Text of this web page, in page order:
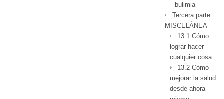
bulimia
Tercera parte:
MISCELÁNEA
13.1 Cómo
lograr hacer
cualquier cosa
13.2 Cómo
mejorar la salud
desde ahora